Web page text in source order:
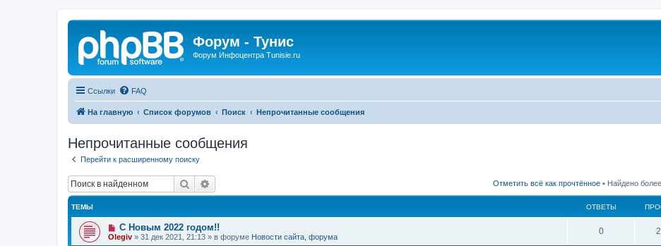
Форум - Тунис
Форум Инфоцентра Tunisie.ru
Ссылки FAQ
На главную Список форумов Поиск Непрочитанные сообщения
Непрочитанные сообщения
Перейти к расширенному поиску
Поиск Отметить всё как прочтённое • Найдено
ТЕМЫ ОТВЕТЫ
Н
о
в
С Новым 2022 годом!!
Olegiv » 31 дек 2021, 21:13 » в форуме Новости сайта, форума
0